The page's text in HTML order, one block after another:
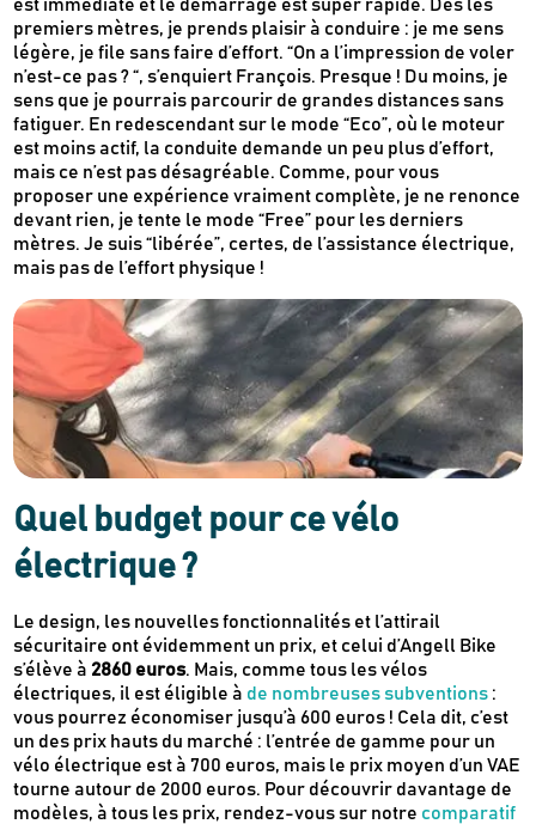
Newsletter
Inscrivez-vous
Des guides d’achats de produits éco-
responsables
Des conseils et des décryptages pour mieux
consommer
Nos dernières actus & codes promo
Je m'inscris
Recevez en cadeau votre livret de
& recettesapprouvés par Le Kaba !
est immédiate et le démarrage est super rapide. Dès les
premiers mètres, je prends plaisir à conduire : je me sens
légère, je file sans faire d’effort. “On a l’impression de voler
n’est-ce pas ? “, s’enquiert François. Presque ! Du moins, je
sens que je pourrais parcourir de grandes distances sans
fatiguer. En redescendant sur le mode “Eco”, où le moteur
est moins actif, la conduite demande un peu plus d’effort,
mais ce n’est pas désagréable. Comme, pour vous
proposer une expérience vraiment complète, je ne renonce
devant rien, je tente le mode “Free” pour les derniers
mètres. Je suis “libérée”, certes, de l’assistance électrique,
mais pas de l’effort physique !
Quel budget pour ce vélo
électrique ?
Le design, les nouvelles fonctionnalités et l’attirail
sécuritaire ont évidemment un prix, et celui d’Angell Bike
s’élève à 2860 euros. Mais, comme tous les vélos
électriques, il est éligible à de nombreuses subventions :
vous pourrez économiser jusqu’à 600 euros ! Cela dit, c’est
un des prix hauts du marché : l’entrée de gamme pour un
vélo électrique est à 700 euros, mais le prix moyen d’un VAE
tourne autour de 2000 euros. Pour découvrir davantage de
modèles, à tous les prix, rendez-vous sur notre comparatif